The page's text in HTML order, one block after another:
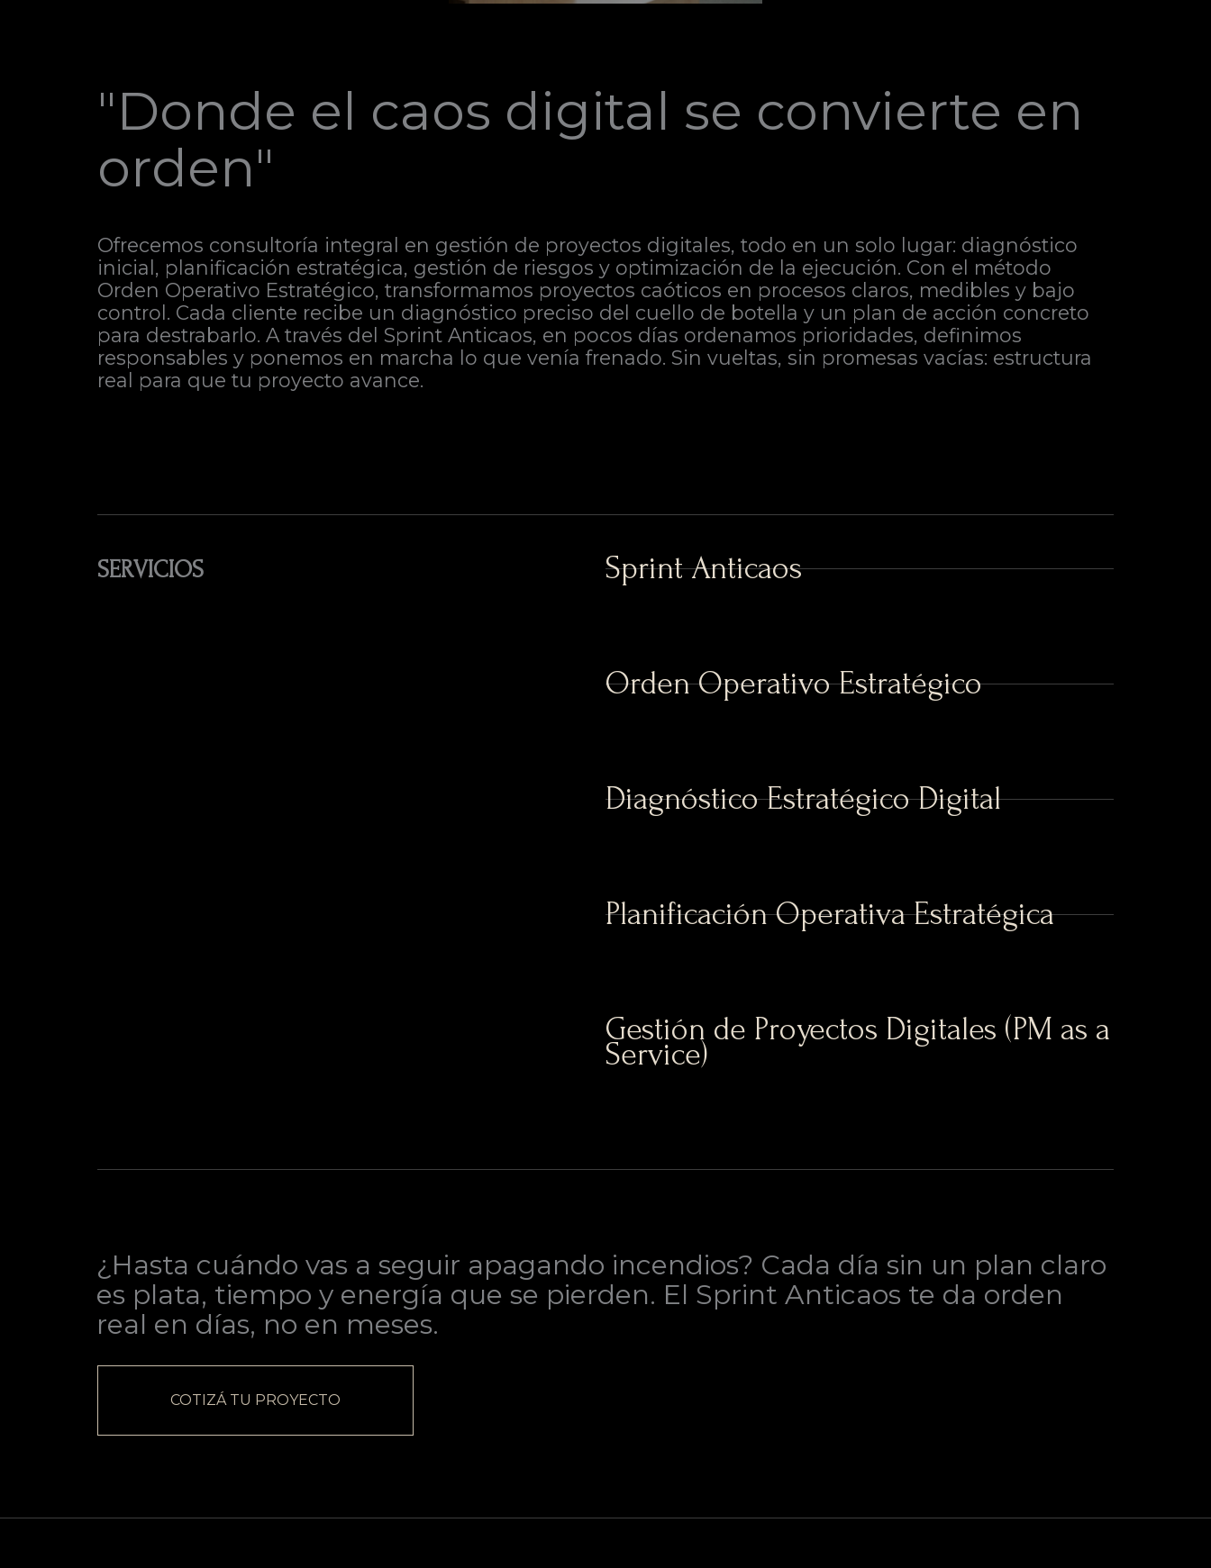
"Donde el caos digital se convierte en
orden"
Ofrecemos consultoría integral en gestión de proyectos digitales, todo en un solo lugar: diagnóstico
inicial, planificación estratégica, gestión de riesgos y optimización de la ejecución. Con el método
Orden Operativo Estratégico, transformamos proyectos caóticos en procesos claros, medibles y bajo
control. Cada cliente recibe un diagnóstico preciso del cuello de botella y un plan de acción concreto
para destrabarlo. A través del Sprint Anticaos, en pocos días ordenamos prioridades, definimos
responsables y ponemos en marcha lo que venía frenado. Sin vueltas, sin promesas vacías: estructura
real para que tu proyecto avance.
SERVICIOS Sprint Anticaos
Orden Operativo Estratégico
Diagnóstico Estratégico Digital
Planificación Operativa Estratégica
Gestión de Proyectos Digitales (PM as a
Service)
¿Hasta cuándo vas a seguir apagando incendios? Cada día sin un plan claro
es plata, tiempo y energía que se pierden. El Sprint Anticaos te da orden
real en días, no en meses.
COTIZÁ TU PROYECTO